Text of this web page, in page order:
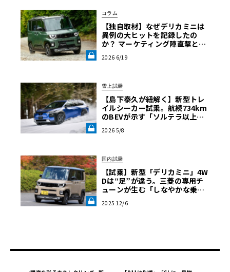
コラム
【独自取材】なぜデリカミニは
異例の大ヒットを記録したの
か？ マーケティング陣直撃と試
軌跡【自動車業界の研究】《LE
2026 6/19
雪上試乗
【島下泰久が紐解く】新型トレ
イルシーカー試乗。航続734km
のBEVが示す「ソルテラ以上の
AB》
2026 5/8
国内試乗
【試乗】新型「デリカミニ」4W
Dは“足”が違う。三菱の専用チ
ューンが生む「しなやかな乗り
B》
2025 12/6